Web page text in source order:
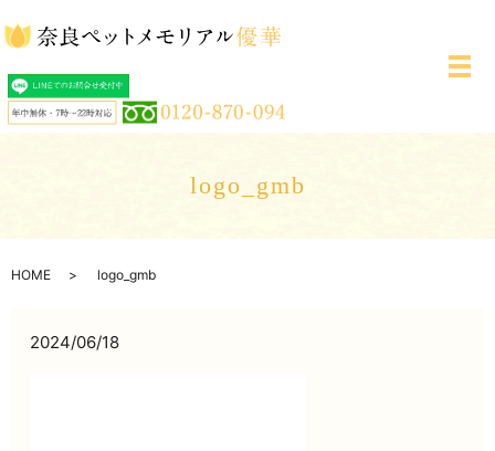
メ
logo_gmb
HOME logo_gmb
2024/06/18